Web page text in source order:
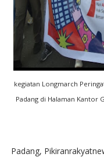
kegiatan Longmarch
Padang di Halaman Kantor
Padang,